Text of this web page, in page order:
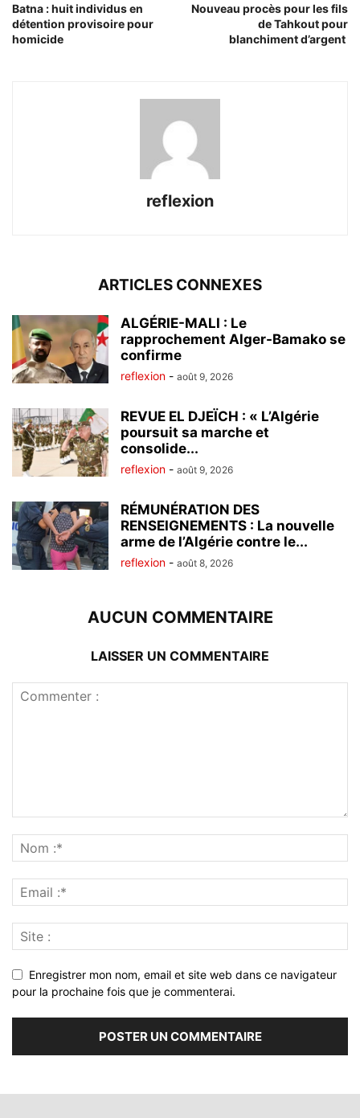
Batna : huit individus en
détention provisoire pour
homicide
Nouveau procès pour les fils
de Tahkout pour
blanchiment d’argent
reflexion
ARTICLES CONNEXES
ALGÉRIE-MALI : Le
rapprochement Alger-Bamako se
confirme
reflexion - août 9, 2026
REVUE EL DJEÏCH : « L’Algérie
poursuit sa marche et
consolide...
reflexion - août 9, 2026
RÉMUNÉRATION DES
RENSEIGNEMENTS : La nouvelle
arme de l’Algérie contre le...
reflexion - août 8, 2026
AUCUN COMMENTAIRE
LAISSER UN COMMENTAIRE
Enregistrer mon nom, email et site web dans ce navigateur
pour la prochaine fois que je commenterai.